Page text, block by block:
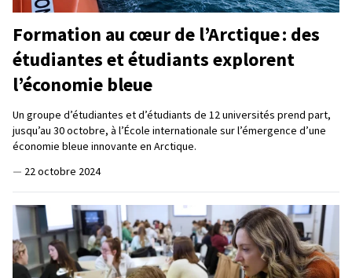
Formation au cœur de l’Arctique : des
étudiantes et étudiants explorent
l’économie bleue
Un groupe d’étudiantes et d’étudiants de 12 universités prend part,
jusqu’au 30 octobre, à l’École internationale sur l’émergence d’une
économie bleue innovante en Arctique.
— 22 octobre 2024